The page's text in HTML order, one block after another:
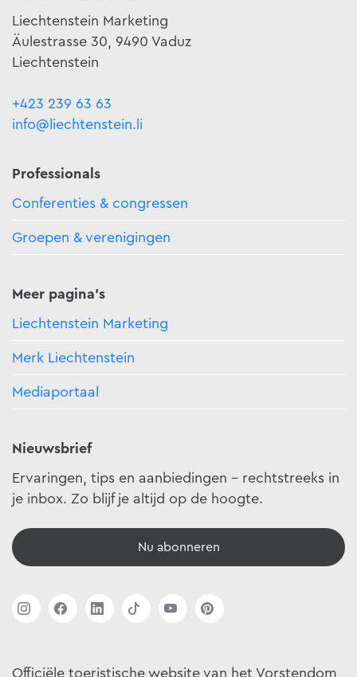
Liechtenstein Marketing
Äulestrasse 30, 9490 Vaduz
Liechtenstein
+423 239 63 63
info@liechtenstein.li
Professionals
Conferenties & congressen
Groepen & verenigingen
Meer pagina's
Liechtenstein Marketing
Merk Liechtenstein
Mediaportaal
Nieuwsbrief
Ervaringen, tips en aanbiedingen - rechtstreeks in
je inbox. Zo blijf je altijd op de hoogte.
Nu abonneren
Officiële toeristische website van het Vorstendom